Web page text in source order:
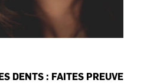
DENTS : FAITES PREUVE